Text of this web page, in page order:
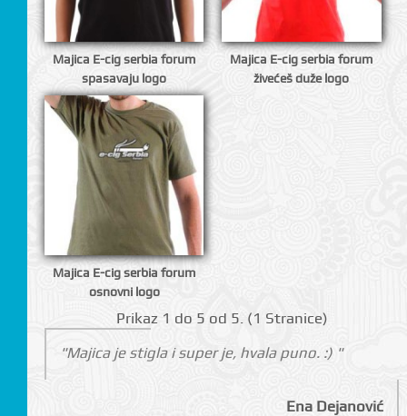
Majica E-cig serbia forum
spasavaju logo
Majica E-cig serbia forum
živećeš duže logo
Majica E-cig serbia forum
osnovni logo
Prikаz 1 do 5 оd 5. (1 Strаnicе)
"Majica je stigla i super je, hvala puno. :) "
Ena Dejanović